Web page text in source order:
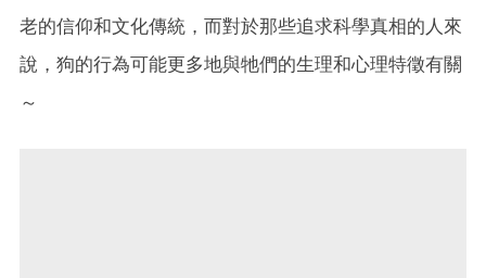
老的信仰和文化傳統，而對於那些追求科學真相的人來
說，狗的行為可能更多地與牠們的生理和心理特徵有關
～